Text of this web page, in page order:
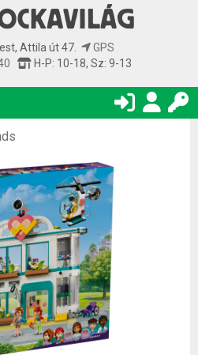
Attila út 47.
GPS
H-P: 10-18, Sz: 9-13